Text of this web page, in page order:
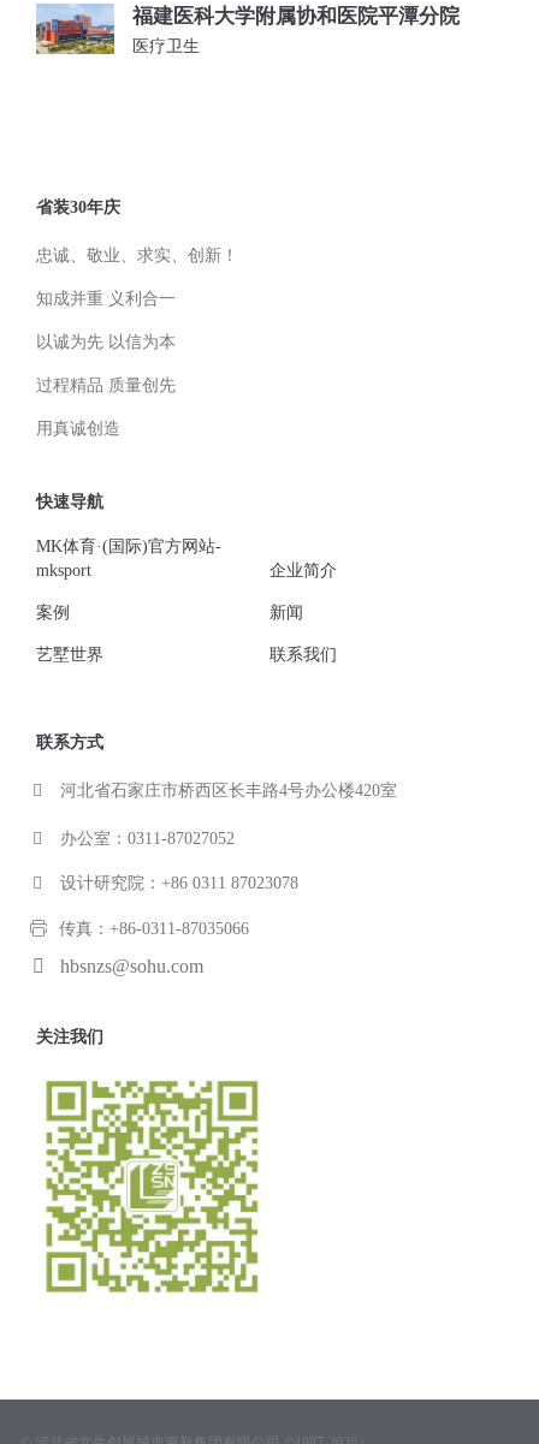
福建医科大学附属协和医院平潭分院
医疗卫生
省装30年庆
忠诚、敬业、求实、创新！
知成并重 义利合一
以诚为先 以信为本
过程精品 质量创先
用真诚创造
快速导航
MK体育·(国际)官方网站-
mksport
企业简介
案例 新闻
艺墅世界 联系我们
联系方式
河北省石家庄市桥西区长丰路4号办公楼420室
办公室：0311-87027052
设计研究院：+86 0311 87023078
传真：+86-0311-87035066
hbsnzs@sohu.com
关注我们